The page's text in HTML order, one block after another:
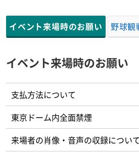
イベント来場時のお願い 野球観
イベント来場時のお願い
支払方法について
東京ドーム内全面禁煙
来場者の肖像・音声の収録について